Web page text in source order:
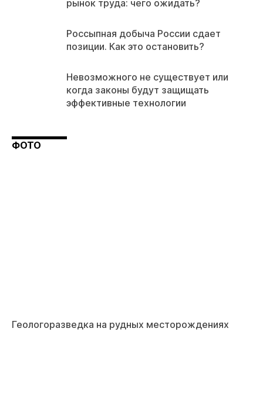
рынок труда: чего ожидать?
Россыпная добыча России сдает
позиции. Как это остановить?
Невозможного не существует или
когда законы будут защищать
эффективные технологии
ФОТО
Геологоразведка на рудных месторождениях